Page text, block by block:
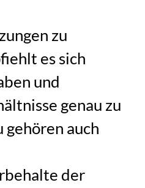
zu
es sich
und
genau zu
auch
der